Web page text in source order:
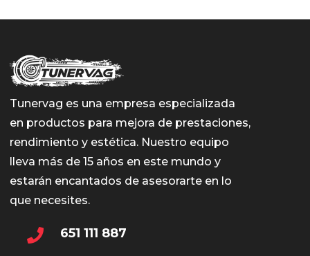
Tunervag es una empresa especializada
en productos para mejora de prestaciones,
rendimiento y estética. Nuestro equipo
lleva más de 15 años en este mundo y
estarán encantados de asesorarte en lo
que necesites.
651 111 887